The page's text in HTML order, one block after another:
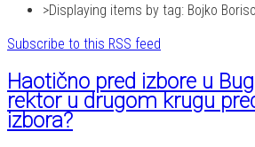
Displaying items by tag: Bojko
Subscribe to this RSS feed
Haotično pred izbore u
rektor u drugom krugu
izbora?